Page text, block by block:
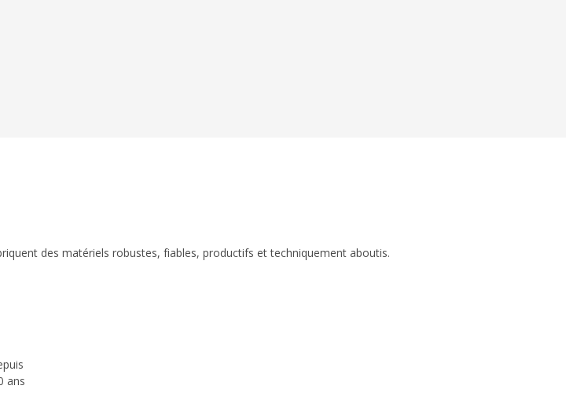
des matériels robustes, fiables, productifs et techniquement aboutis.
ans